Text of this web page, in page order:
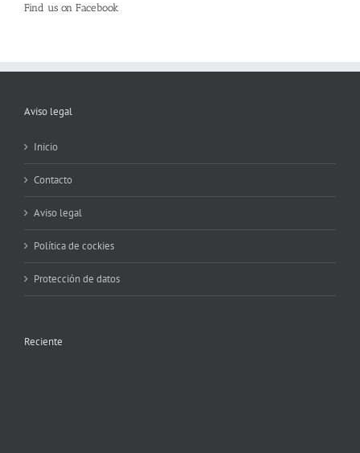
Find us on Facebook
Aviso legal
Inicio
Contacto
Aviso legal
Política de cockies
Protección de datos
Reciente